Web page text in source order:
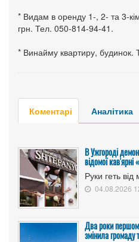
* Видам в оренду 1-, 2- та 3-
грн. Тел. 050-814-94-41.
* Винайму квартиру,
Коментарі Аналітика
В Ужгороді
відомої
Руки геть
04.08.2026
Два роки
змінила громаду